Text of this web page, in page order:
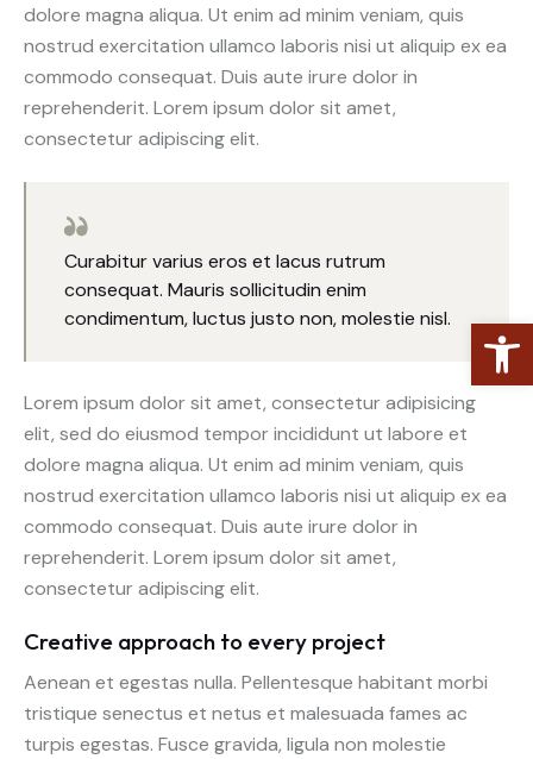
Abrir barra de herramientas
dolore magna aliqua. Ut enim ad minim veniam, quis
nostrud exercitation ullamco laboris nisi ut aliquip ex ea
commodo consequat. Duis aute irure dolor in
reprehenderit. Lorem ipsum dolor sit amet,
consectetur adipiscing elit.
Curabitur varius eros et lacus rutrum
consequat. Mauris sollicitudin enim
condimentum, luctus justo non, molestie nisl.
Lorem ipsum dolor sit amet, consectetur adipisicing
elit, sed do eiusmod tempor incididunt ut labore et
dolore magna aliqua. Ut enim ad minim veniam, quis
nostrud exercitation ullamco laboris nisi ut aliquip ex ea
commodo consequat. Duis aute irure dolor in
reprehenderit. Lorem ipsum dolor sit amet,
consectetur adipiscing elit.
Creative approach to every project
Aenean et egestas nulla. Pellentesque habitant morbi
tristique senectus et netus et malesuada fames ac
turpis egestas. Fusce gravida, ligula non molestie